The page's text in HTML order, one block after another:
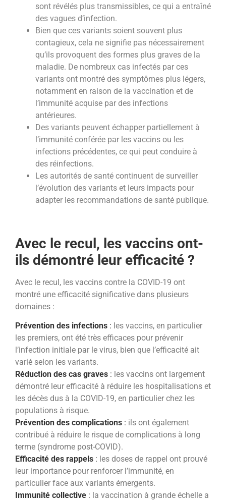
sont révélés plus transmissibles, ce qui a entraîné
des vagues d’infection.
Bien que ces variants soient souvent plus
contagieux, cela ne signifie pas nécessairement
qu’ils provoquent des formes plus graves de la
maladie. De nombreux cas infectés par ces
variants ont montré des symptômes plus légers,
notamment en raison de la vaccination et de
l’immunité acquise par des infections
antérieures.
Des variants peuvent échapper partiellement à
l’immunité conférée par les vaccins ou les
infections précédentes, ce qui peut conduire à
des réinfections.
Les autorités de santé continuent de surveiller
l’évolution des variants et leurs impacts pour
adapter les recommandations de santé publique.
Avec le recul, les vaccins ont-
ils démontré leur efficacité ?
Avec le recul, les vaccins contre la COVID-19 ont
montré une efficacité significative dans plusieurs
domaines :
Prévention des infections : les vaccins, en particulier
les premiers, ont été très efficaces pour prévenir
l’infection initiale par le virus, bien que l’efficacité ait
varié selon les variants.
Réduction des cas graves : les vaccins ont largement
démontré leur efficacité à réduire les hospitalisations et
les décès dus à la COVID-19, en particulier chez les
populations à risque.
Prévention des complications : ils ont également
contribué à réduire le risque de complications à long
terme (syndrome post-COVID).
Efficacité des rappels : les doses de rappel ont prouvé
leur importance pour renforcer l’immunité, en
particulier face aux variants émergents.
Immunité collective : la vaccination à grande échelle a